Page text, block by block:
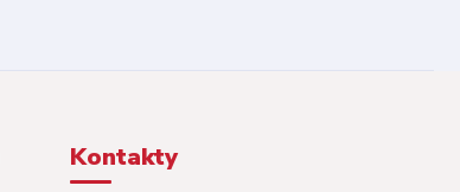
Kontakty